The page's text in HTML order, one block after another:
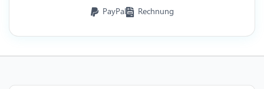
PayPal Rechnung